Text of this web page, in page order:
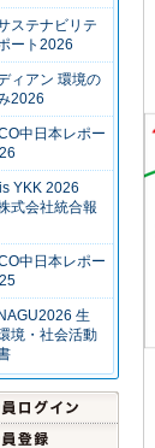
ステナビリテ
ート2026
ィアン 環境の
2026
中日本レポー
YKK 2026
式会社統合報
中日本レポー
生
境・社会活動